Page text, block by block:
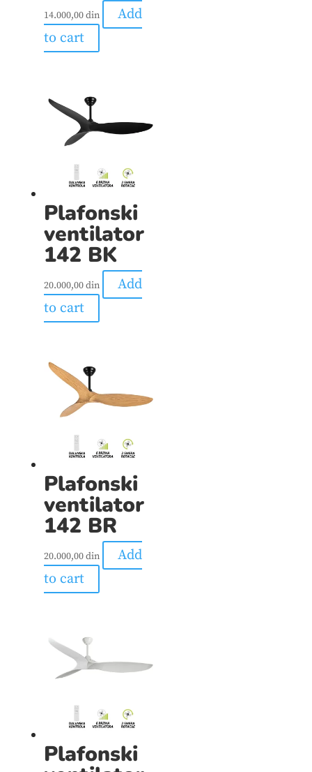
14.000,00din
Add
to cart
Plafonski
ventilator
142 BK
20.000,00din
Add
to cart
Plafonski
ventilator
142 BR
20.000,00din
Add
to cart
Plafonski